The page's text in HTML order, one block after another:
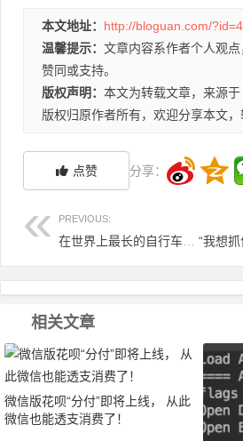
本文地址： http://bloguan.com/
温馨提示： 文章内容系作者个人观
赞同或支持。
版权声明： 本文为转载文章，来源于
版权归原作者所有，欢迎分享本文，
点赞 分享：
PREVIOUS:
在世界上最长的自行车城市，速降轨道比赛是一种什么样的体验！
相关文章
微信版花呗“分付”即将上线， 从此
微信也能透支消费了！